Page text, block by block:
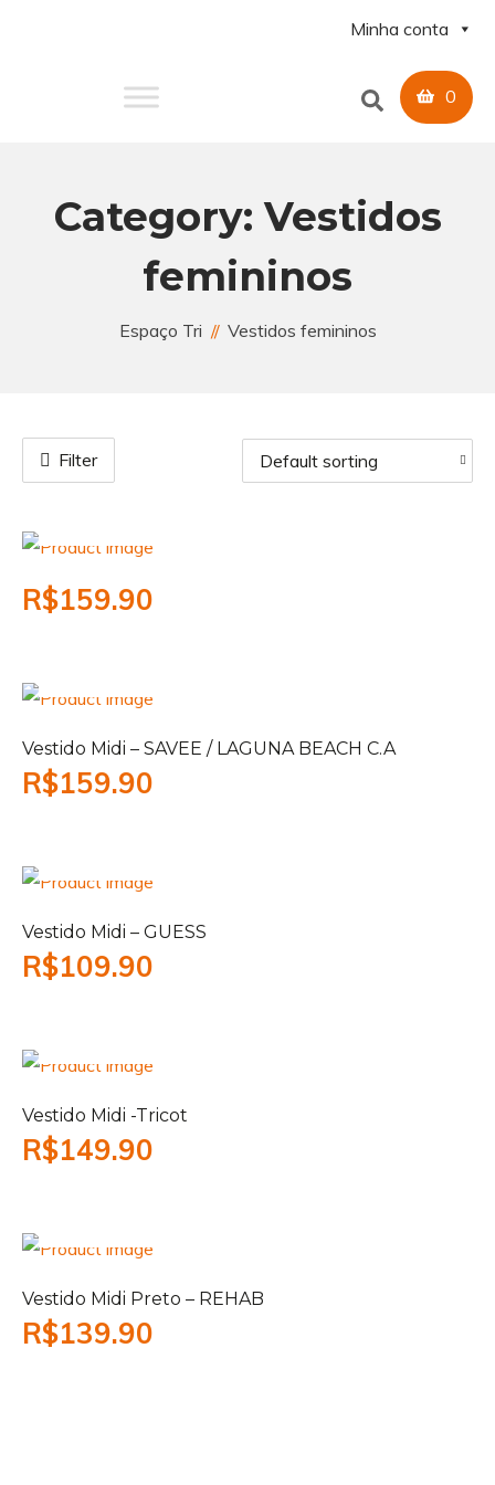
Minha conta
0
Category:Vestidos
femininos
Espaço Tri Vestidos femininos
Filter
R$159.90
Vestido Midi – SAVEE / LAGUNA BEACH C.A
R$159.90
Vestido Midi – GUESS
R$109.90
Vestido Midi -Tricot
R$149.90
Vestido Midi Preto – REHAB
R$139.90